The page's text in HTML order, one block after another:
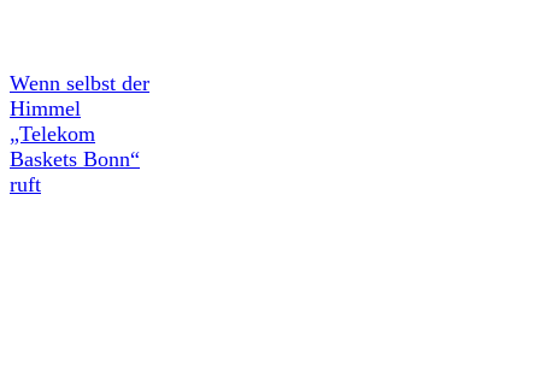
Wenn selbst der
Himmel
„Telekom
Baskets Bonn“
ruft